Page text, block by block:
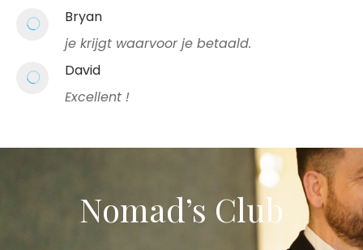
Bryan
je krijgt waarvoor je betaald.
David
Excellent !
Nomad’s Club